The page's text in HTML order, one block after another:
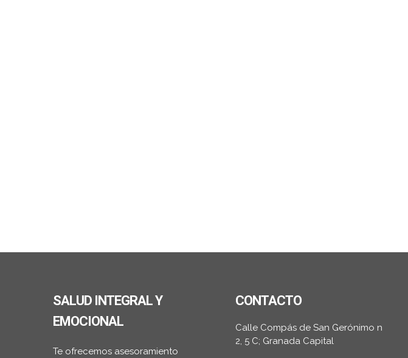
SALUD INTEGRAL Y
EMOCIONAL
Te ofrecemos asesoramiento
CONTACTO
Calle Compás de San Gerónimo n
2, 5 C; Granada Capital